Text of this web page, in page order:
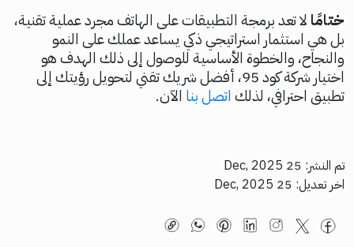
ختامًا لا تعد برمجة التطبيقات على الهاتف مجرد عملية تقنية،
بل هي استثمار استراتيجي ذكي يساعد عملك على النمو
والنجاح، والخطوة الأساسية للوصول إلى ذلك الهدف هو
اختيار شركة كود 95، أفضل شريك تقني لتحويل رؤيتك إلى
تطبيق احترافي، لذلك اتصل بنا الآن.
تم النشر: 25 Dec, 2025
اخر تعديل: 25 Dec, 2025